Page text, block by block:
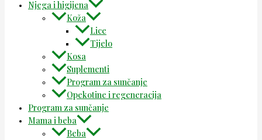
Njega i higijena
Koža
Lice
Tijelo
Kosa
Suplementi
Program za sunčanje
Opekotine i regeneracija
Program za sunčanje
Mama i beba
Beba